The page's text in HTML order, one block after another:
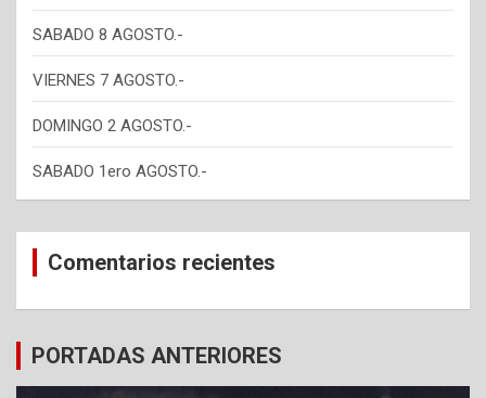
SABADO 8 AGOSTO.-
VIERNES 7 AGOSTO.-
DOMINGO 2 AGOSTO.-
SABADO 1ero AGOSTO.-
Comentarios recientes
PORTADAS ANTERIORES